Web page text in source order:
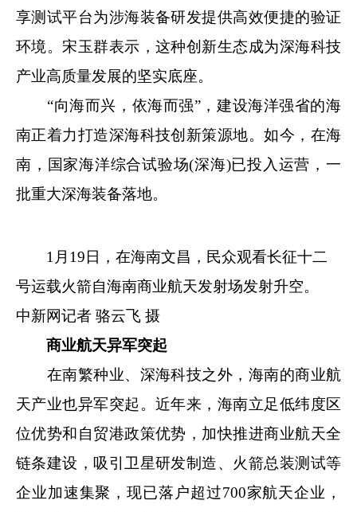
享测试平台为涉海装备研发提供高效便捷的验证
环境。宋玉群表示，这种创新生态成为深海科技
产业高质量发展的坚实底座。
“向海而兴，依海而强”，建设海洋强省的海
南正着力打造深海科技创新策源地。如今，在海
南，国家海洋综合试验场(深海)已投入运营，一
批重大深海装备落地。
1月19日，在海南文昌，民众观看长征十二
号运载火箭自海南商业航天发射场发射升空。
中新网记者 骆云飞 摄
商业航天异军突起
在南繁种业、深海科技之外，海南的商业航
天产业也异军突起。近年来，海南立足低纬度区
位优势和自贸港政策优势，加快推进商业航天全
链条建设，吸引卫星研发制造、火箭总装测试等
企业加速集聚，现已落户超过700家航天企业，